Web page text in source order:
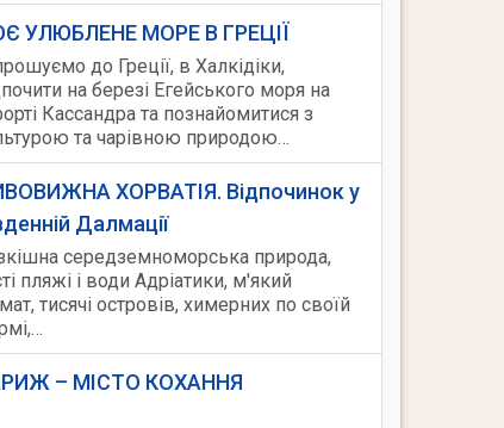
УЛЮБЛЕНЕ МОРЕ В ГРЕЦІЇ
до Греції, в Халкідіки,
на березі Егейського моря на
Кассандра та познайомитися з
та чарівною природою…
ХОРВАТІЯ. Відпочинок у
Далмації
середземноморська природа,
пляжі і води Адріатики, м'який
тисячі островів, химерних по своїй
– МІСТО КОХАННЯ